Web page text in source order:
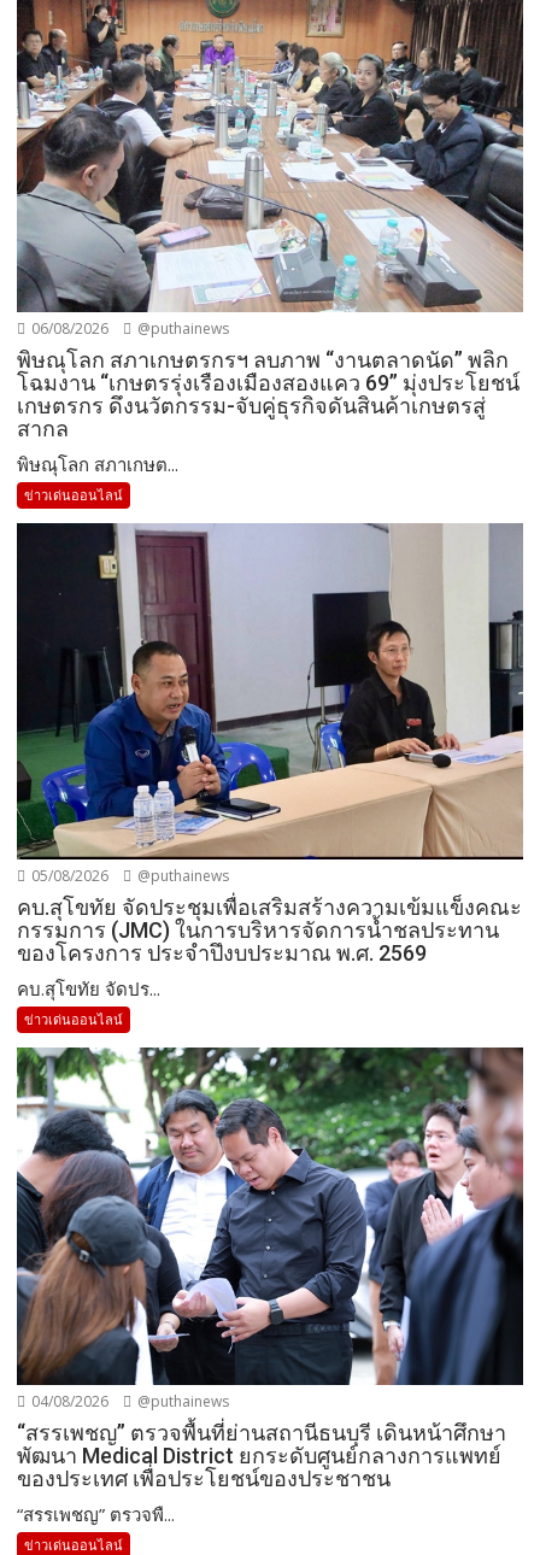
06/08/2026 @puthainews
พิษณุโลก สภาเกษตรกรฯ ลบภาพ “งานตลาดนัด” พลิก
โฉมงาน “เกษตรรุ่งเรืองเมืองสองแคว 69” มุ่งประโยชน์
เกษตรกร ดึงนวัตกรรม-จับคู่ธุรกิจดันสินค้าเกษตรสู่
สากล
พิษณุโลก สภาเกษต...
ข่าวเด่นออนไลน์
05/08/2026 @puthainews
คบ.สุโขทัย จัดประชุมเพื่อเสริมสร้างความเข้มแข็งคณะ
กรรมการ (JMC) ในการบริหารจัดการน้ำชลประทาน
ของโครงการ ประจำปึงบประมาณ พ.ศ. 2569
คบ.สุโขทัย จัดปร...
ข่าวเด่นออนไลน์
04/08/2026 @puthainews
“สรรเพชญ” ตรวจพื้นที่ย่านสถานีธนบุรี เดินหน้าศึกษา
พัฒนา Medical District ยกระดับศูนย์กลางการแพทย์
ของประเทศ เพื่อประโยชน์ของประชาชน
“สรรเพชญ” ตรวจพื...
ข่าวเด่นออนไลน์